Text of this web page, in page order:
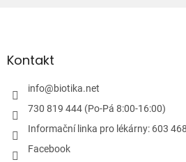
aKontakt
info@biotika.net
730 819 444 (Po-Pá 8:00-16:00)
Informační linka pro lékárny: 603
Facebook